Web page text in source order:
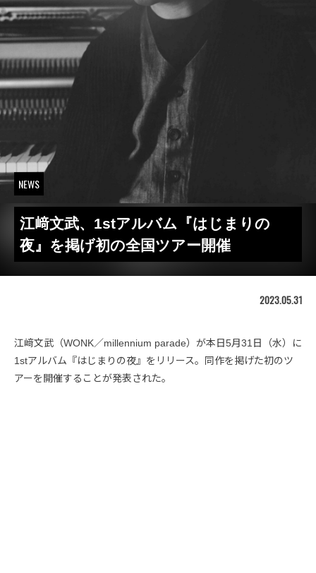
NEWS
江﨑文武、1stアルバム『はじまりの
夜』を掲げ初の全国ツアー開催
2023.05.31
江﨑文武（WONK／millennium parade）が本日5月31日（水）に
1stアルバム『はじまりの夜』をリリース。同作を掲げた初のツ
アーを開催することが発表された。